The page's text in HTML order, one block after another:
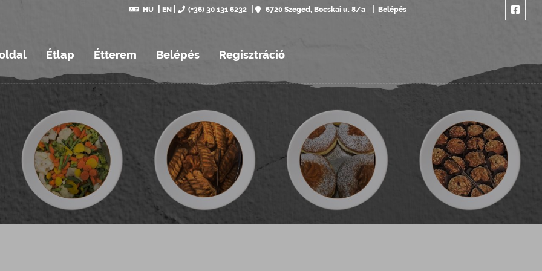
HU EN (+36) 30 131 6232 6720 Szeged, Bocskai u. 8/a Belépés
Étlap Étterem Belépés Regisztráció